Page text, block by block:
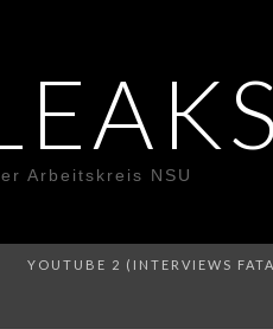
Arbeitskreis NSU
YOUTUBE 2 (INTERVIEWS